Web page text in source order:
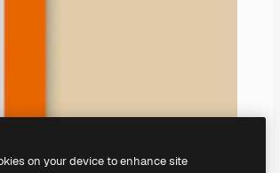
on your device to enhance site